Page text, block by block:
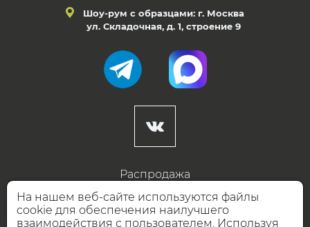
Шоу-рум с образцами: г. Москва
ул. Складочная, д. 1, строение 9
Распродажа
Готовые дизайны
Дизайнерам
На нашем веб-сайте используются файлы
cookie для обеспечения наилучшего
взаимодействия с пользователем. Используя